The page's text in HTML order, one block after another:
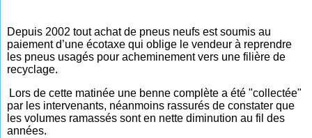
Depuis 2002 tout achat de pneus neufs est soumis au
paiement d’une écotaxe qui oblige le vendeur à reprendre
les pneus usagés pour acheminement vers une filière de
recyclage.
Lors de cette matinée une benne complète a été"collectée"
par les intervenants, néanmoins rassurés de constater que
les volumes ramassés sont en nette diminution au fil des
années.